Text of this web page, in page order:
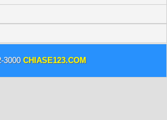
3000 CHIASE123.COM